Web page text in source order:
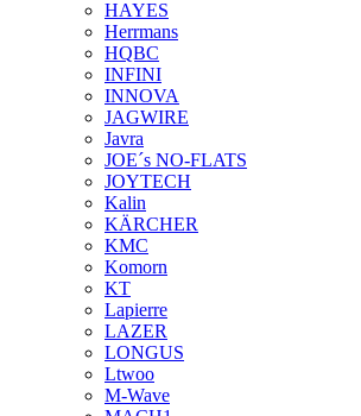
HAYES
Herrmans
HQBC
INFINI
INNOVA
JAGWIRE
Javra
JOE´s NO-FLATS
JOYTECH
Kalin
KÄRCHER
KMC
Komorn
KT
Lapierre
LAZER
LONGUS
Ltwoo
M-Wave